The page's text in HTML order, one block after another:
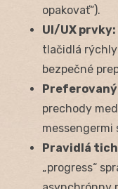
opakovať“).
UI/UX prvky:
tlačidlá
bezpečné
prechody
messengermi
Pravidlá
„progress“